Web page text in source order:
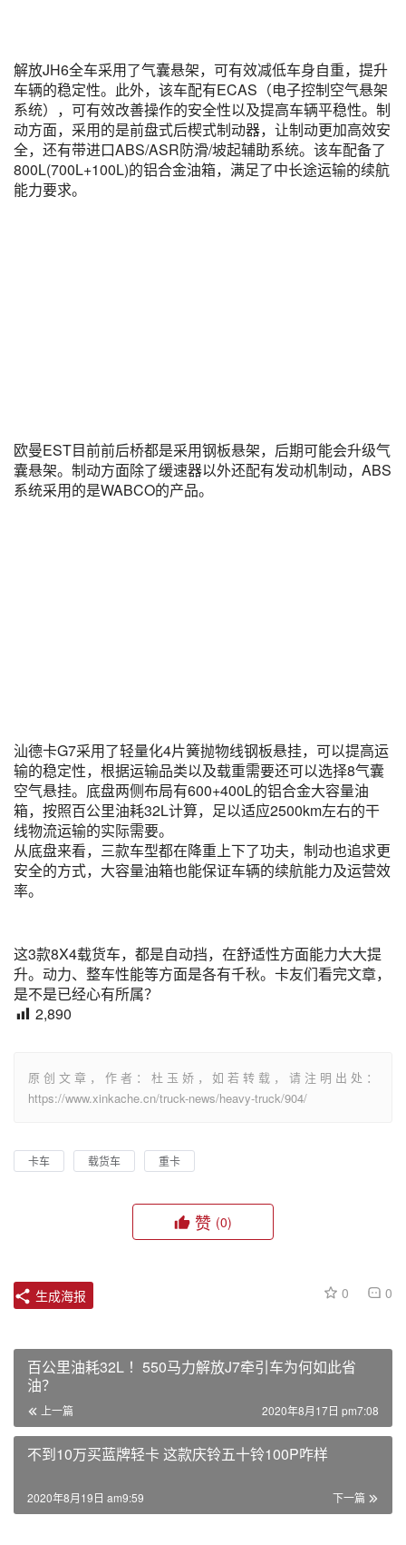
解放JH6全车采用了气囊悬架，可有效减低车身自重，提升
车辆的稳定性。此外，该车配有ECAS（电子控制空气悬架
系统），可有效改善操作的安全性以及提高车辆平稳性。制
动方面，采用的是前盘式后楔式制动器，让制动更加高效安
全，还有带进口ABS/ASR防滑/坡起辅助系统。该车配备了
800L(700L+100L)的铝合金油箱，满足了中长途运输的续航
能力要求。
欧曼EST目前前后桥都是采用钢板悬架，后期可能会升级气
囊悬架。制动方面除了缓速器以外还配有发动机制动，ABS
系统采用的是WABCO的产品。
汕德卡G7采用了轻量化4片簧抛物线钢板悬挂，可以提高运
输的稳定性，根据运输品类以及载重需要还可以选择8气囊
空气悬挂。底盘两侧布局有600+400L的铝合金大容量油
箱，按照百公里油耗32L计算，足以适应2500km左右的干
线物流运输的实际需要。
从底盘来看，三款车型都在降重上下了功夫，制动也追求更
安全的方式，大容量油箱也能保证车辆的续航能力及运营效
率。
这3款8X4载货车，都是自动挡，在舒适性方面能力大大提
升。动力、整车性能等方面是各有千秋。卡友们看完文章，
是不是已经心有所属？
2,890
原创文章，作者：杜玉娇，如若转载，请注明出处：
https://www.xinkache.cn/truck-news/heavy-truck/904/
卡车 载货车 重卡
赞 (0)
0 0
生成海报
百公里油耗32L ！550马力解放J7牵引车为何如此省
油？
上一篇 2020年8月17日 pm7:08
不到10万买蓝牌轻卡 这款庆铃五十铃100P咋样
下一篇
2020年8月19日 am9:59